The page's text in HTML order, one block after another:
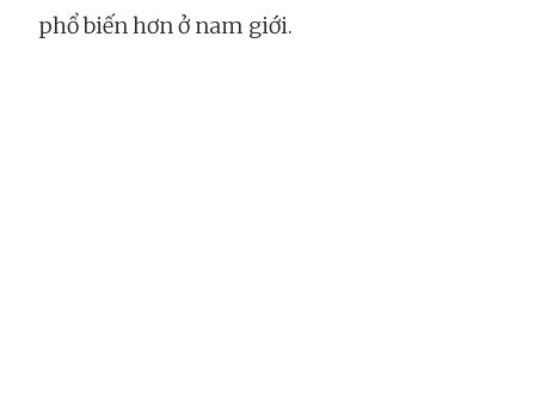
phổ biến hơn ở nam giới.